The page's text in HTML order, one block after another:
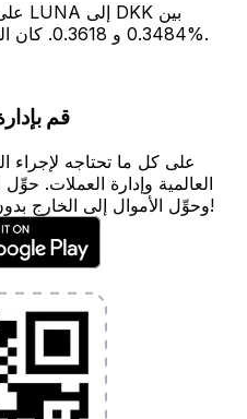
0.3484 و 0.3618. كان المتوسط 0.3566 مع تقلبات 0.25%.
قم
العالمية وإدارة العملات.
وحوِّل الأموال إلى الخارج بدون رسوم خفية. قم بالتحميل اليوم!